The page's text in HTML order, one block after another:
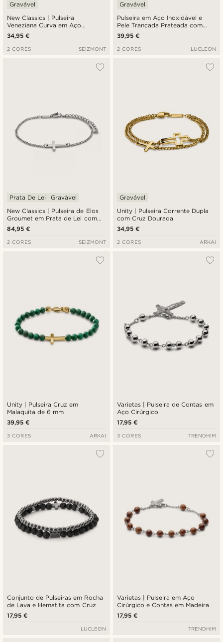
New Classics | Pulseira
Veneziana Curva em Aço
inoxidável Prateado com Cruz
de 3 mm
Gravável
34,95 €
2 CORES SEIZMONT
Pulseira em Aço Inoxidável e
Pele Trançada Prateada com
Cruz
Gravável
39,95 €
2 CORES LUCLEON
New Classics | Pulseira de Elos
Groumet em Prata de Lei com
Cruz de 2 mm
Prata De Lei Gravável
84,95 €
2 CORES SEIZMONT
Unity | Pulseira Corrente Dupla
com Cruz Dourada
Gravável
34,95 €
2 CORES ARKAI
Unity | Pulseira Cruz em
Malaquita de 6 mm
39,95 €
3 CORES ARKAI
Varietas | Pulseira de Contas em
Aço Cirúrgico
17,95 €
3 CORES TRENDHIM
Conjunto de Pulseiras em Rocha
de Lava e Hematita com Cruz
17,95 €
LUCLEON
Varietas | Pulseira em Aço
Cirúrgico e Contas em Madeira
17,95 €
TRENDHIM